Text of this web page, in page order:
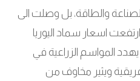
والطاقة، بل وصلت الى
اسعار سماد اليوريا
يهدد المواسم الزراعية في
ويثير مخاوف من